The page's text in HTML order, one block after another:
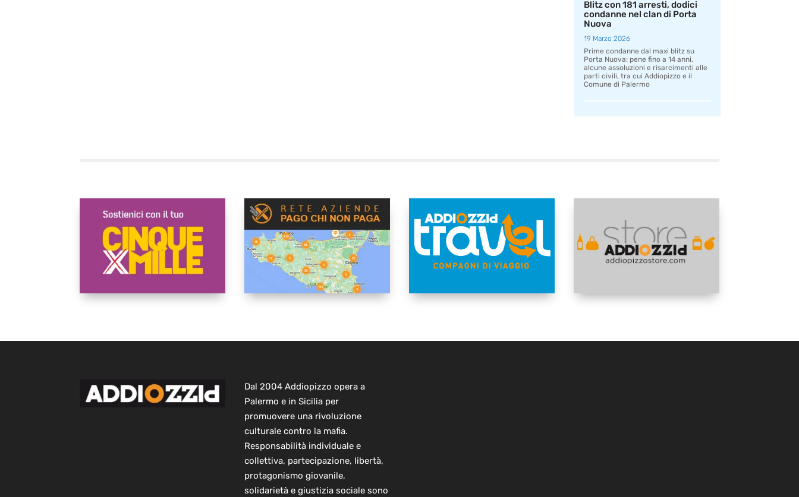
Blitz con 181 arresti, dodici
condanne nel clan di Porta
Nuova
19 Marzo 2026
Prime condanne dal maxi blitz su
Porta Nuova: pene fino a 14 anni,
alcune assoluzioni e risarcimenti alle
parti civili, tra cui Addiopizzo e il
Comune di Palermo
Dal 2004 Addiopizzo opera a
Palermo e in Sicilia per
promuovere una rivoluzione
culturale contro la mafia.
Responsabilità individuale e
collettiva, partecipazione, libertà,
protagonismo giovanile,
solidarietà e giustizia sociale sono